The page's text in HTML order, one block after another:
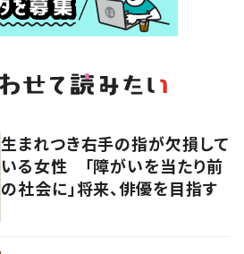
生まれつき右手の指が欠損して
いる女性 「障がいを当たり前
の社会に」将来、俳優を目指す